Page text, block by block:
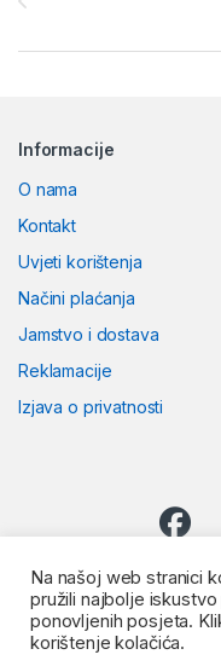
Informacije
O nama
Kontakt
Uvjeti korištenja
Načini plaćanja
Jamstvo i dostava
Reklamacije
Izjava o privatnosti
Na našoj web stranici
pružili najbolje
ponovljenih posjeta.
korištenje kolačića.